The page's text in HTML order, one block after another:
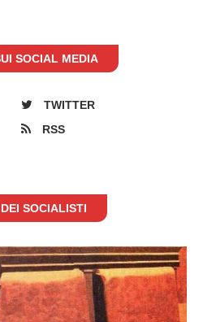
SOCIAL MEDIA
TWITTER
RSS
SOCIALISTI